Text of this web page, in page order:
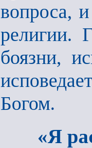
вопроса,
религии.
боязни,
Богом.
«Я